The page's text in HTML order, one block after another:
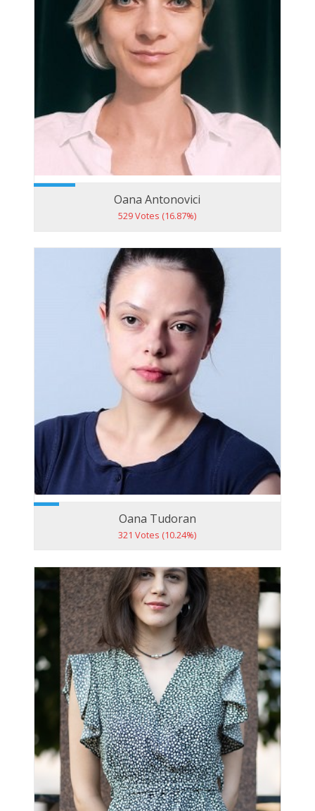
Oana Antonovici
529 Votes (16.87%)
Oana Tudoran
321 Votes (10.24%)